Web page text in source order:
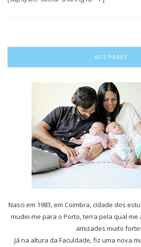
AOS PARES
Nasci em 1983, em Coimbra, cidade dos
mudei-me para o Porto, terra pela qual me
amizades muito
Já na altura da Faculdade, fiz uma nova